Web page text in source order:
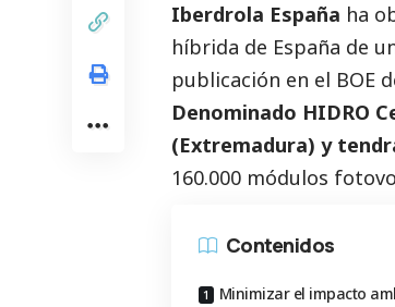
Iberdrola España ha
híbrida de España de
publicación en el BOE
Denominado HIDRO
(Extremadura) y
160.000 módulos
Contenidos
Minimizar el impacto